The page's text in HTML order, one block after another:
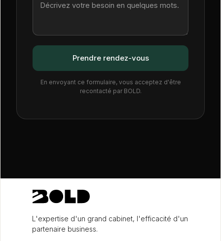
En envoyant ce formulaire, vous acceptez d'être
recontacté par BOLD.
L'expertise d'un grand cabinet, l'efficacité d'un
partenaire business.